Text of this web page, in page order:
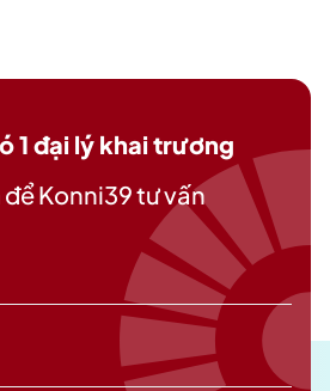
1 đại lý khai trương
Konni39 tư vấn